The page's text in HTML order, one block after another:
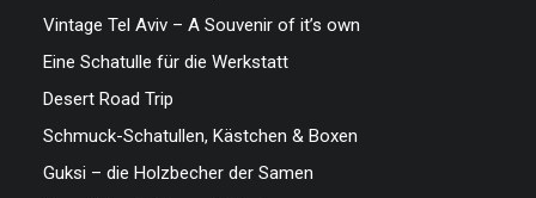
Vintage Tel Aviv – A Souvenir of it’s own
Eine Schatulle für die Werkstatt
Desert Road Trip
Schmuck-Schatullen, Kästchen & Boxen
Guksi – die Holzbecher der Samen